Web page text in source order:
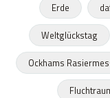
Erde
Weltglückstag
Ockhams